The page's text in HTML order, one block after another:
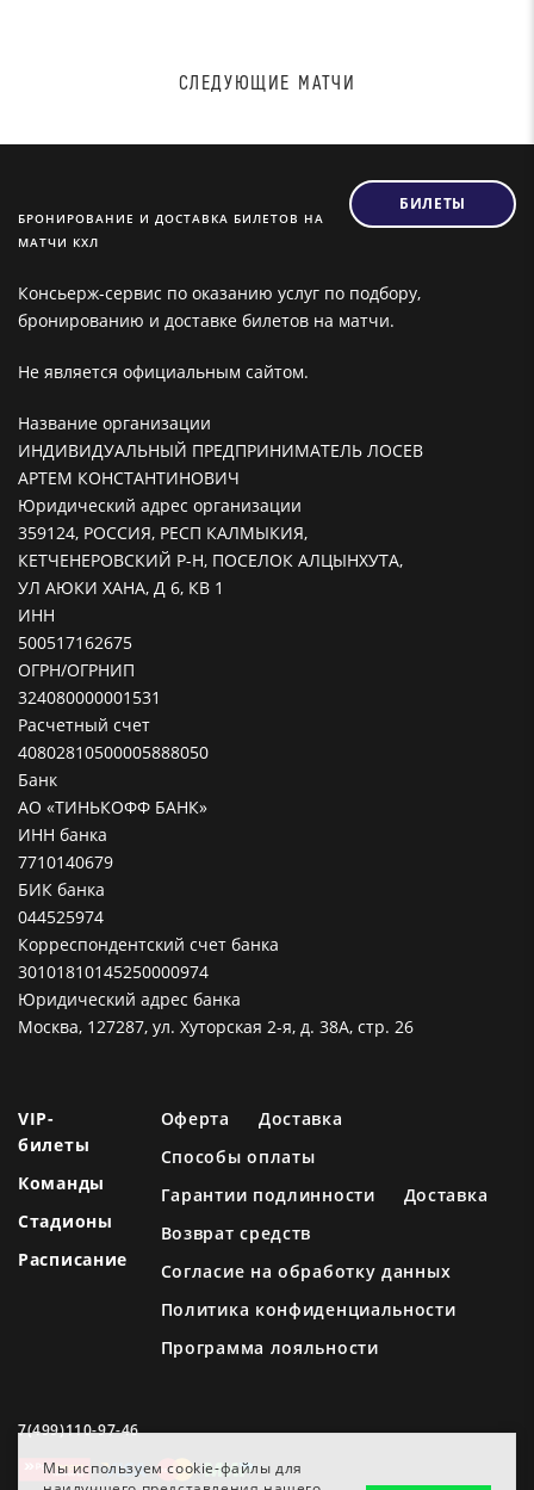
Мы используем cookie-файлы для
СЛЕДУЮЩИЕ МАТЧИ
БРОНИРОВАНИЕ И ДОСТАВКА БИЛЕТОВ НА
МАТЧИ КХЛ
БИЛЕТЫ
Консьерж-сервис по оказанию услуг по подбору,
бронированию и доставке билетов на матчи.
Не является официальным сайтом.
Название организации
ИНДИВИДУАЛЬНЫЙ ПРЕДПРИНИМАТЕЛЬ ЛОСЕВ
АРТЕМ КОНСТАНТИНОВИЧ
Юридический адрес организации
359124, РОССИЯ, РЕСП КАЛМЫКИЯ,
КЕТЧЕНЕРОВСКИЙ Р-Н, ПОСЕЛОК АЛЦЫНХУТА,
УЛ АЮКИ ХАНА, Д 6, КВ 1
ИНН
500517162675
ОГРН/ОГРНИП
324080000001531
Расчетный счет
40802810500005888050
Банк
АО «ТИНЬКОФФ БАНК»
ИНН банка
7710140679
БИК банка
044525974
Корреспондентский счет банка
30101810145250000974
Юридический адрес банка
Москва, 127287, ул. Хуторская 2-я, д. 38А, стр. 26
VIP-
билеты
Команды
Стадионы
Расписание
Оферта
Доставка
Способы оплаты
Гарантии подлинности
Доставка
Возврат средств
Согласие на обработку данных
Политика конфиденциальности
Программа лояльности
7(499)110-97-46